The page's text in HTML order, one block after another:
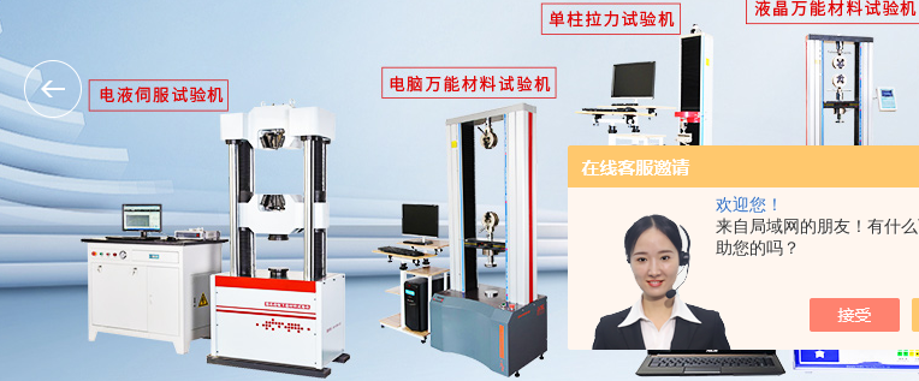
欢迎您！
来自局域网的朋友！有什
助您的吗？